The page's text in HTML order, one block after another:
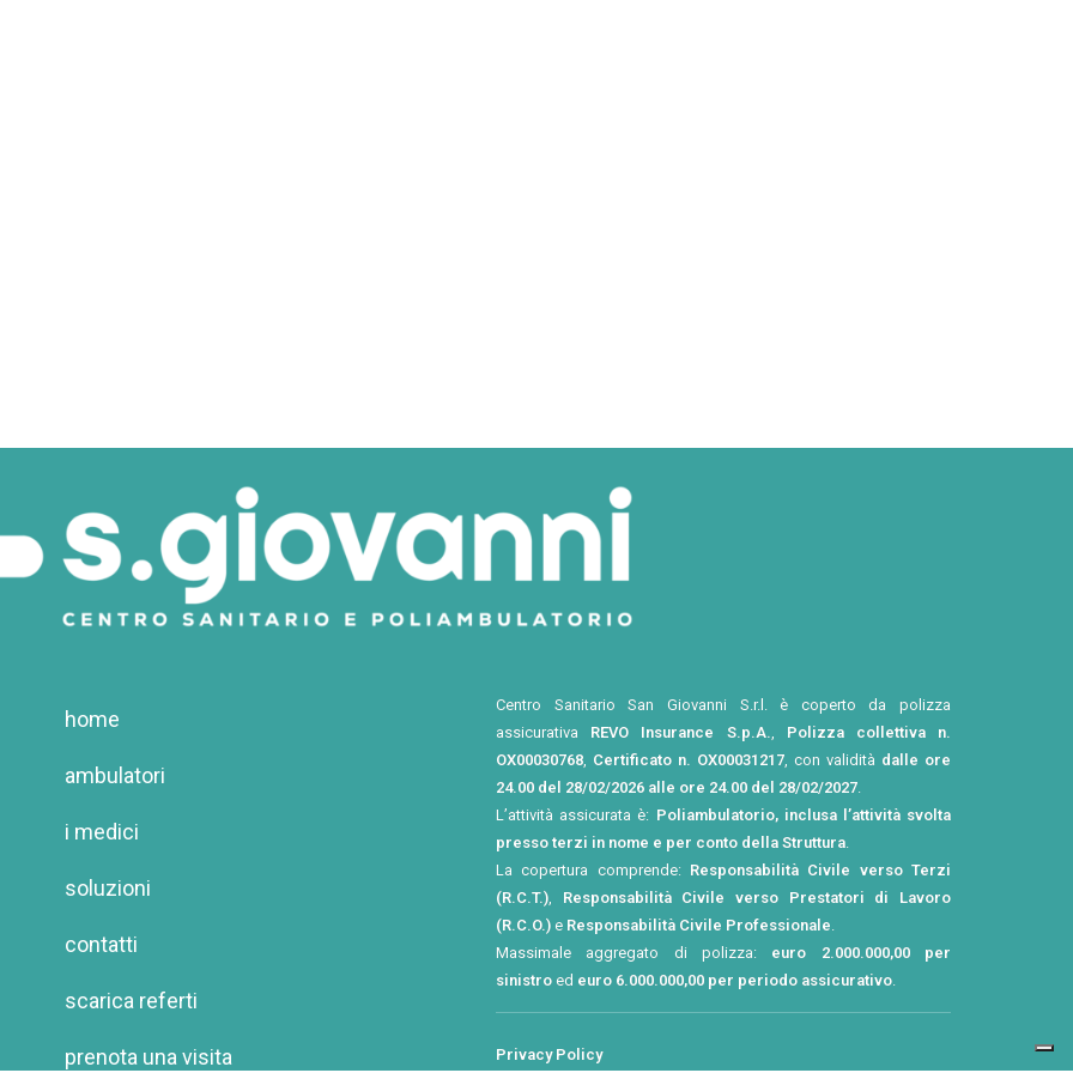
home
ambulatori
i medici
soluzioni
contatti
scarica referti
prenota una visita
Centro Sanitario San Giovanni S.r.l. è coperto da polizza
assicurativa REVO Insurance S.p.A.
Polizza collettiva n.
OX00030768 Certificato n. OX00031217 , con validità dalle ore
24.00 del 28/02/2026 alle ore 24.00 del 28/02/2027
L’attività assicurata è: Poliambulatorio, inclusa l’attività svolta
presso terzi in nome e per conto della Struttura
La copertura comprende: Responsabilità Civile verso Terzi
(R.C.T.)
Responsabilità Civile verso Prestatori di Lavoro
(R.C.O.) e Responsabilità Civile Professionale
Massimale aggregato di polizza: euro 2.000.000,00 per
sinistro ed euro 6.000.000,00 per periodo assicurativo
Privacy Policy